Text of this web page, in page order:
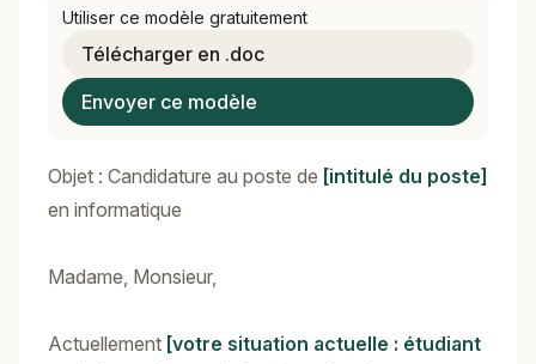
Utiliser ce modèle gratuitement
Télécharger en .doc
Envoyer ce modèle
Objet : Candidature au poste de [intitulé du poste]
en informatique
Madame, Monsieur,
Actuellement [votre situation actuelle : étudiant